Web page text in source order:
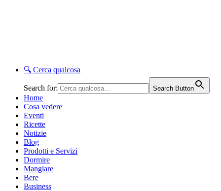
🔍 Cerca qualcosa
Search for: Search Button
Home
Cosa vedere
Eventi
Ricette
Notizie
Blog
Prodotti e Servizi
Dormire
Mangiare
Bere
Business